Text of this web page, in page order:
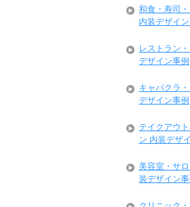
和食・寿司
内装デザイ
レストラン
デザイン事例
キャバクラ
デザイン事例
テイクアウ
ン 内装デザ
美容室・サ
装デザイン